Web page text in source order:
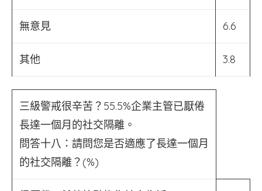
無意見 6.6
其他 3.8
三級警戒很辛苦？55.5%企業主管已厭倦
長達一個月的社交隔離。
問答十八：請問您是否適應了長達一個月
的社交隔離？(%)